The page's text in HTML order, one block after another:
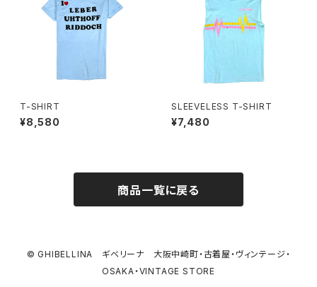
T-SHIRT
¥8,580
SLEEVELESS T-SHIRT
¥7,480
商品一覧に戻る
© GHIBELLINA ギベリーナ 大阪中崎町・古着屋・ヴィンテージ・
OSAKA・VINTAGE STORE